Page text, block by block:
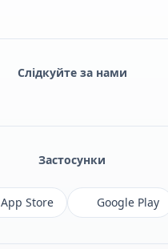
Слідкуйте за нами
Застосунки
App Store Google Play